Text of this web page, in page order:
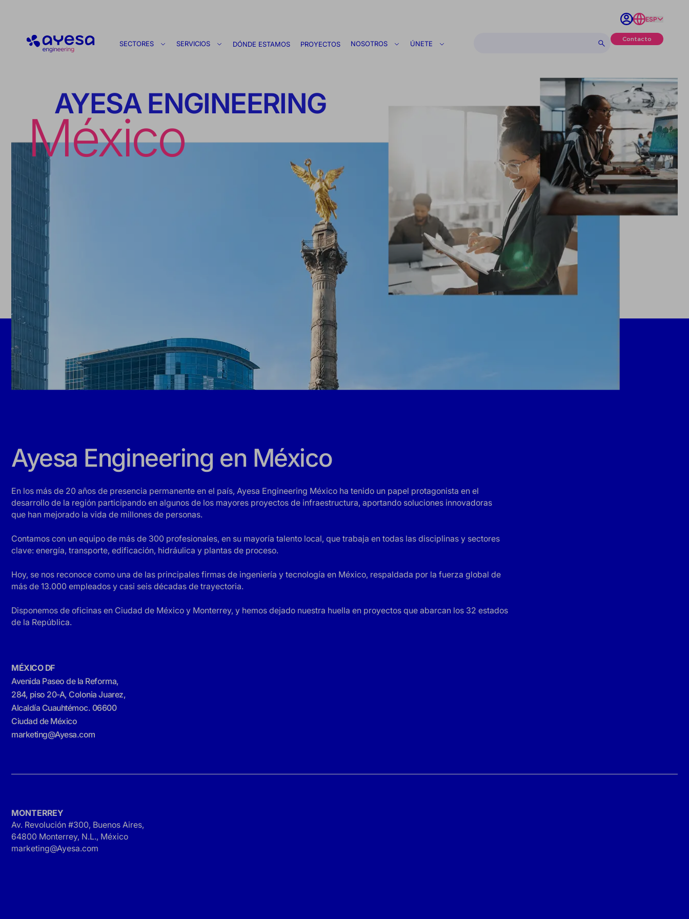
ESP
Ayesa
SECTORES SERVICIOS DÓNDE ESTAMOS PROYECTOS NOSOTROS ÚNETE
Contacto
AYESA ENGINEERING
México
Ayesa Engineering en México
En los más de 20 años de presencia permanente en el país, Ayesa Engineering México ha tenido un papel protagonista en el
desarrollo de la región participando en algunos de los mayores proyectos de infraestructura, aportando soluciones innovadoras
que han mejorado la vida de millones de personas.
Contamos con un equipo de más de 300 profesionales, en su mayoría talento local, que trabaja en todas las disciplinas y sectores
clave: energía, transporte, edificación, hidráulica y plantas de proceso.
Hoy, se nos reconoce como una de las principales firmas de ingeniería y tecnología en México, respaldada por la fuerza global de
más de 13.000 empleados y casi seis décadas de trayectoria.
Disponemos de oficinas en Ciudad de México y Monterrey, y hemos dejado nuestra huella en proyectos que abarcan los 32 estados
de la República.
MÉXICO DF
Avenida Paseo de la Reforma,
284, piso 20-A, Colonia Juarez,
Alcaldía Cuauhtémoc. 06600
Ciudad de México
marketing@Ayesa.com
MONTERREY
Av. Revolución #300, Buenos Aires,
64800 Monterrey, N.L., México
marketing@Ayesa.com